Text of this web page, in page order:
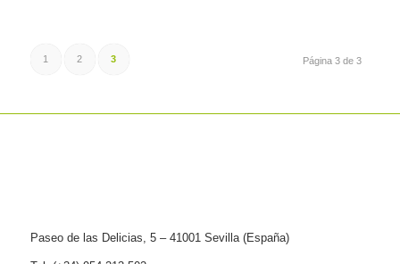
Página 3 de 3
1 2 3
Paseo de las Delicias, 5 – 41001 Sevilla (España)